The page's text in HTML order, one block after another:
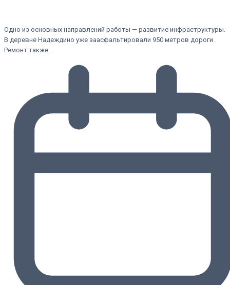
Одно из основных направлений работы — развитие инфраструктуры.
В деревне Надеждино уже заасфальтировали 950 метров дороги.
Ремонт также…